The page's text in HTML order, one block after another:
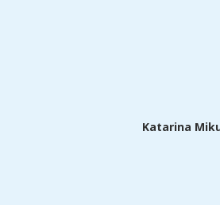
Katarina